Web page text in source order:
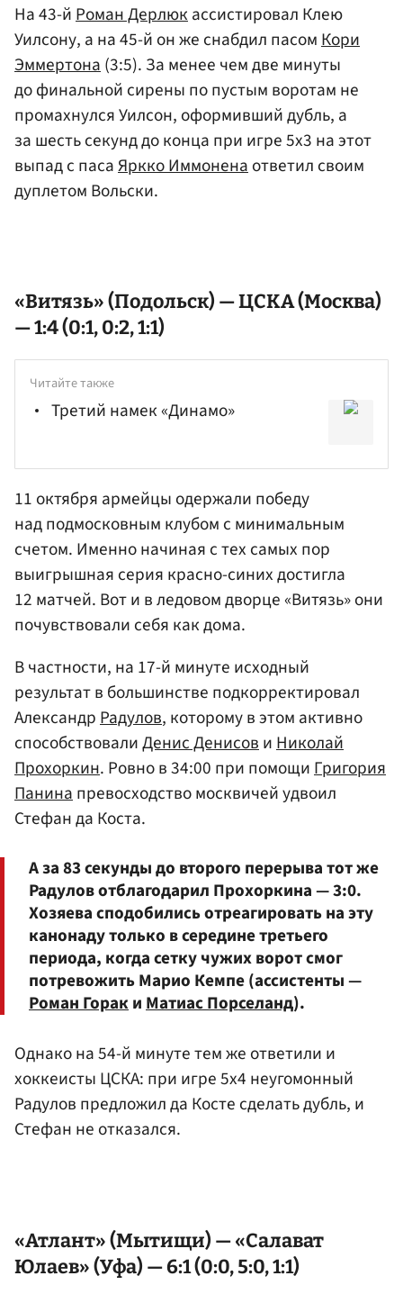
На 43-й Роман Дерлюк ассистировал Клею
Уилсону, а на 45-й он же снабдил пасом Кори
Эммертона (3:5). За менее чем две минуты
до финальной сирены по пустым воротам не
промахнулся Уилсон, оформивший дубль, а
за шесть секунд до конца при игре 5х3 на этот
выпад с пасаЯркко Иммонена ответил своим
дуплетом Вольски.
«Витязь» (Подольск) — ЦСКА (Москва)
— 1:4 (0:1, 0:2, 1:1)
Читайте также
Третий намек «Динамо»
11 октября армейцы одержали победу
над подмосковным клубом с минимальным
счетом. Именно начиная с тех самых пор
выигрышная серия красно-синих достигла
12 матчей. Вот и в ледовом дворце «Витязь» они
почувствовали себя как дома.
В частности, на 17-й минуте исходный
результат в большинстве подкорректировал
АлександрРадулов, которому в этом активно
способствовалиДенис ДенисовиНиколай
Прохоркин. Ровно в 34:00 при помощиГригория
Панинапревосходство москвичей удвоил
Стефан да Коста.
А за 83 секунды до второго перерыва тот же
Радулов отблагодарил Прохоркина — 3:0.
Хозяева сподобились отреагировать на эту
канонаду только в середине третьего
периода, когда сетку чужих ворот смог
потревожить Марио Кемпе (ассистенты —
Роман ГоракиМатиас Порселанд).
Однако на 54-й минуте тем же ответили и
хоккеисты ЦСКА: при игре 5х4 неугомонный
Радулов предложил да Косте сделать дубль, и
Стефан не отказался.
«Атлант» (Мытищи) — «Салават
Юлаев» (Уфа) — 6:1 (0:0, 5:0, 1:1)